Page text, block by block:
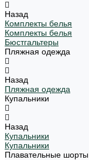
Назад
Комплекты белья
Комплекты белья
Бюстгальтеры
Пляжная одежда
Назад
Пляжная одежда
Купальники
Назад
Купальники
Купальники
Плавательные шорты